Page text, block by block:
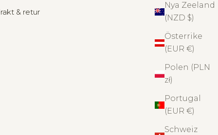
Nya Zeeland
(NZD $)
Österrike
(EUR €)
Polen (PLN
zł)
Portugal
(EUR €)
Schweiz
& retur